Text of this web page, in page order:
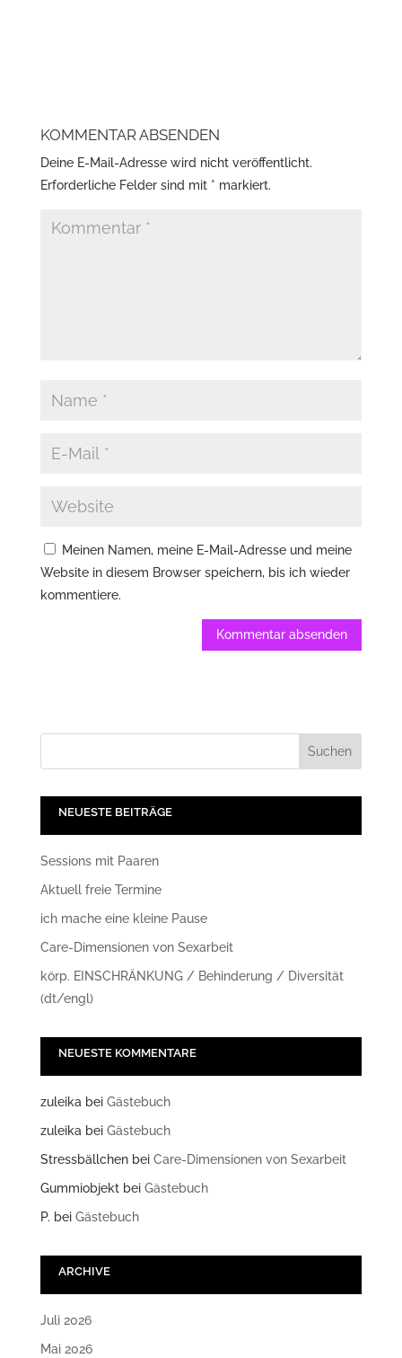
KOMMENTAR ABSENDEN
Deine E-Mail-Adresse wird nicht veröffentlicht.
Erforderliche Felder sind mit * markiert.
Meinen Namen, meine E-Mail-Adresse und meine
Website in diesem Browser speichern, bis ich wieder
kommentiere.
NEUESTE BEITRÄGE
Sessions mit Paaren
Aktuell freie Termine
ich mache eine kleine Pause
Care-Dimensionen von Sexarbeit
körp. EINSCHRÄNKUNG / Behinderung / Diversität
(dt/engl)
NEUESTE KOMMENTARE
zuleikabei Gästebuch
zuleikabei Gästebuch
Stressbällchenbei Care-Dimensionen von Sexarbeit
Gummiobjektbei Gästebuch
P. bei Gästebuch
ARCHIVE
Juli 2026
Mai 2026